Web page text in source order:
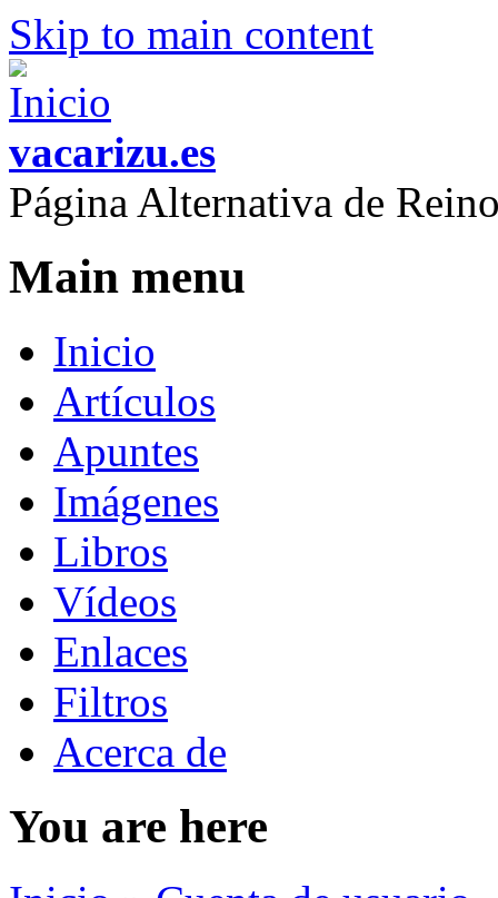
Skip to main content
vacarizu.es
Página Alternativa de
Main menu
Inicio
Artículos
Apuntes
Imágenes
Libros
Vídeos
Enlaces
Filtros
Acerca de
You are here